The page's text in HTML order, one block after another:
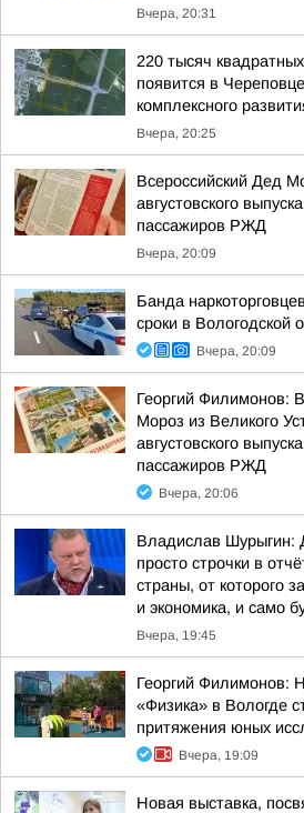
Вчера, 20:31
220 тысяч
появится в
комплексного
Вчера, 20:25
Всероссийский Дед
августовского
пассажиров РЖД
Вчера, 20:09
Банда
сроки в Вологодской
Вчера, 20:09
Георгий Филимонов:
Мороз из Великого
августовского
пассажиров РЖД
Вчера, 20:06
Владислав Шурыгин:
просто строчки в
страны, от которого
и экономика, и само
Вчера, 19:45
Георгий Филимонов:
«Физика» в Вологде
притяжения юных
Вчера, 19:09
Новая выставка,